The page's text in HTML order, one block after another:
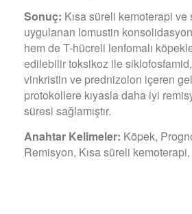
Sonuç: Kısa süreli kemoterapi ve
uygulanan lomustin
hem de T-hücreli lenfomalı
edilebilir toksikoz ile
vinkristin ve prednizolon içeren
protokollere kıyasla daha iyi
süresi sağlamıştır.
Anahtar Kelimeler: Köpek,
Remisyon, Kısa süreli kemoterapi,